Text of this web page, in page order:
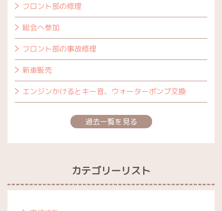
フロント部の修理
総会へ参加
フロント部の事故修理
新車販売
エンジンかけるとキー音、ウォーターポンプ交換
過去一覧を見る
カテゴリーリスト